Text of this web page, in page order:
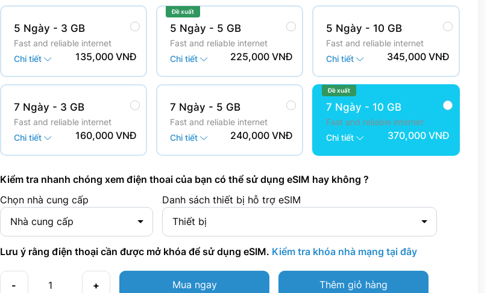
5 Ngày - 3 GB
Fast and reliable internet
Chi tiết
135,000 VNĐ
Đề xuất
5 Ngày - 5 GB
Fast and reliable internet
Chi tiết
225,000 VNĐ
5 Ngày - 10 GB
Fast and reliable internet
Chi tiết
345,000 VNĐ
7 Ngày - 3 GB
Fast and reliable internet
Chi tiết
160,000 VNĐ
7 Ngày - 5 GB
Fast and reliable internet
Chi tiết
240,000 VNĐ
Đề xuất
7 Ngày - 10 GB
Fast and reliable internet
Chi tiết
370,000 VNĐ
Kiểm tra nhanh chóng xem điện thoai của bạn có thể sử dụng eSIM hay không ?
Chọn nhà cung cấp
Nhà cung cấp
Danh sách thiết bị hỗ trợ eSIM
Thiết bị
Lưu ý rằng điện thoại cần được mở khóa để sử dụng eSIM. Kiểm tra khóa nhà mạng tại đây
- + Mua ngay Thêm giỏ hàng